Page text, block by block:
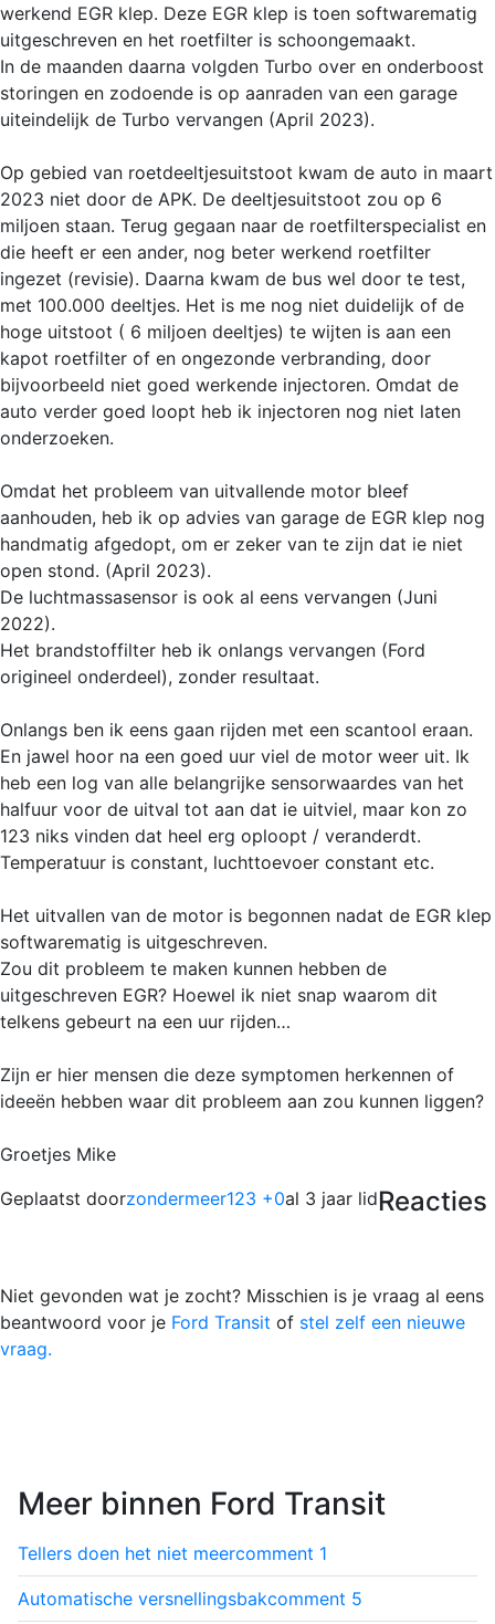
werkend EGR klep. Deze EGR klep is toen softwarematig
uitgeschreven en het roetfilter is schoongemaakt.
In de maanden daarna volgden Turbo over en onderboost
storingen en zodoende is op aanraden van een garage
uiteindelijk de Turbo vervangen (April 2023).
Op gebied van roetdeeltjesuitstoot kwam de auto in maart
2023 niet door de APK. De deeltjesuitstoot zou op 6
miljoen staan. Terug gegaan naar de roetfilterspecialist en
die heeft er een ander, nog beter werkend roetfilter
ingezet (revisie). Daarna kwam de bus wel door te test,
met 100.000 deeltjes. Het is me nog niet duidelijk of de
hoge uitstoot ( 6 miljoen deeltjes) te wijten is aan een
kapot roetfilter of en ongezonde verbranding, door
bijvoorbeeld niet goed werkende injectoren. Omdat de
auto verder goed loopt heb ik injectoren nog niet laten
onderzoeken.
Omdat het probleem van uitvallende motor bleef
aanhouden, heb ik op advies van garage de EGR klep nog
handmatig afgedopt, om er zeker van te zijn dat ie niet
open stond. (April 2023).
De luchtmassasensor is ook al eens vervangen (Juni
2022).
Het brandstoffilter heb ik onlangs vervangen (Ford
origineel onderdeel), zonder resultaat.
Onlangs ben ik eens gaan rijden met een scantool eraan.
En jawel hoor na een goed uur viel de motor weer uit. Ik
heb een log van alle belangrijke sensorwaardes van het
halfuur voor de uitval tot aan dat ie uitviel, maar kon zo
123 niks vinden dat heel erg oploopt / veranderdt.
Temperatuur is constant, luchttoevoer constant etc.
Het uitvallen van de motor is begonnen nadat de EGR klep
softwarematig is uitgeschreven.
Zou dit probleem te maken kunnen hebben de
uitgeschreven EGR? Hoewel ik niet snap waarom dit
telkens gebeurt na een uur rijden…
Zijn er hier mensen die deze symptomen herkennen of
ideeën hebben waar dit probleem aan zou kunnen liggen?
Groetjes Mike
Geplaatst doorzondermeer123 +0al 3 jaar lidReacties
Niet gevonden wat je zocht? Misschien is je vraag al eens
beantwoord voor je Ford Transit of stel zelf een nieuwe
vraag.
Meer binnen Ford Transit
Tellers doen het niet meercomment 1
Automatische versnellingsbakcomment 5